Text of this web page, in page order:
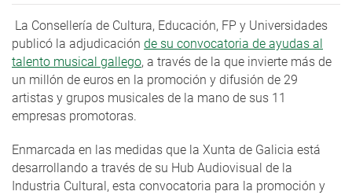
La Consellería de Cultura, Educación, FP y Universidades
publicó la adjudicación de su convocatoria de ayudas al
talento musical gallego, a través de la que invierte más de
un millón de euros en la promoción y difusión de 29
artistas y grupos musicales de la mano de sus 11
empresas promotoras.
Enmarcada en las medidas que la Xunta de Galicia está
desarrollando a través de su Hub Audiovisual de la
Industria Cultural, esta convocatoria para la promoción y